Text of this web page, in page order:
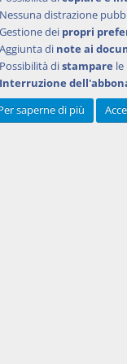
Nessuna distrazione
Gestione dei propri
Aggiunta di note ai
Possibilità distampare le
Interruzione
saperne di più